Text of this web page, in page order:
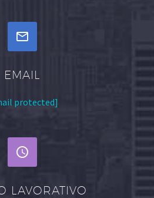


EMAIL
protected]


LAVORATIVO